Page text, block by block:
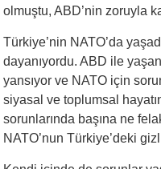
olmuştu, ABD’nin zoruyla
Türkiye’nin NATO’da
dayanıyordu. ABD ile
yansıyor ve NATO için
siyasal ve toplumsal
sorunlarında başına ne
NATO’nun Türkiye’deki